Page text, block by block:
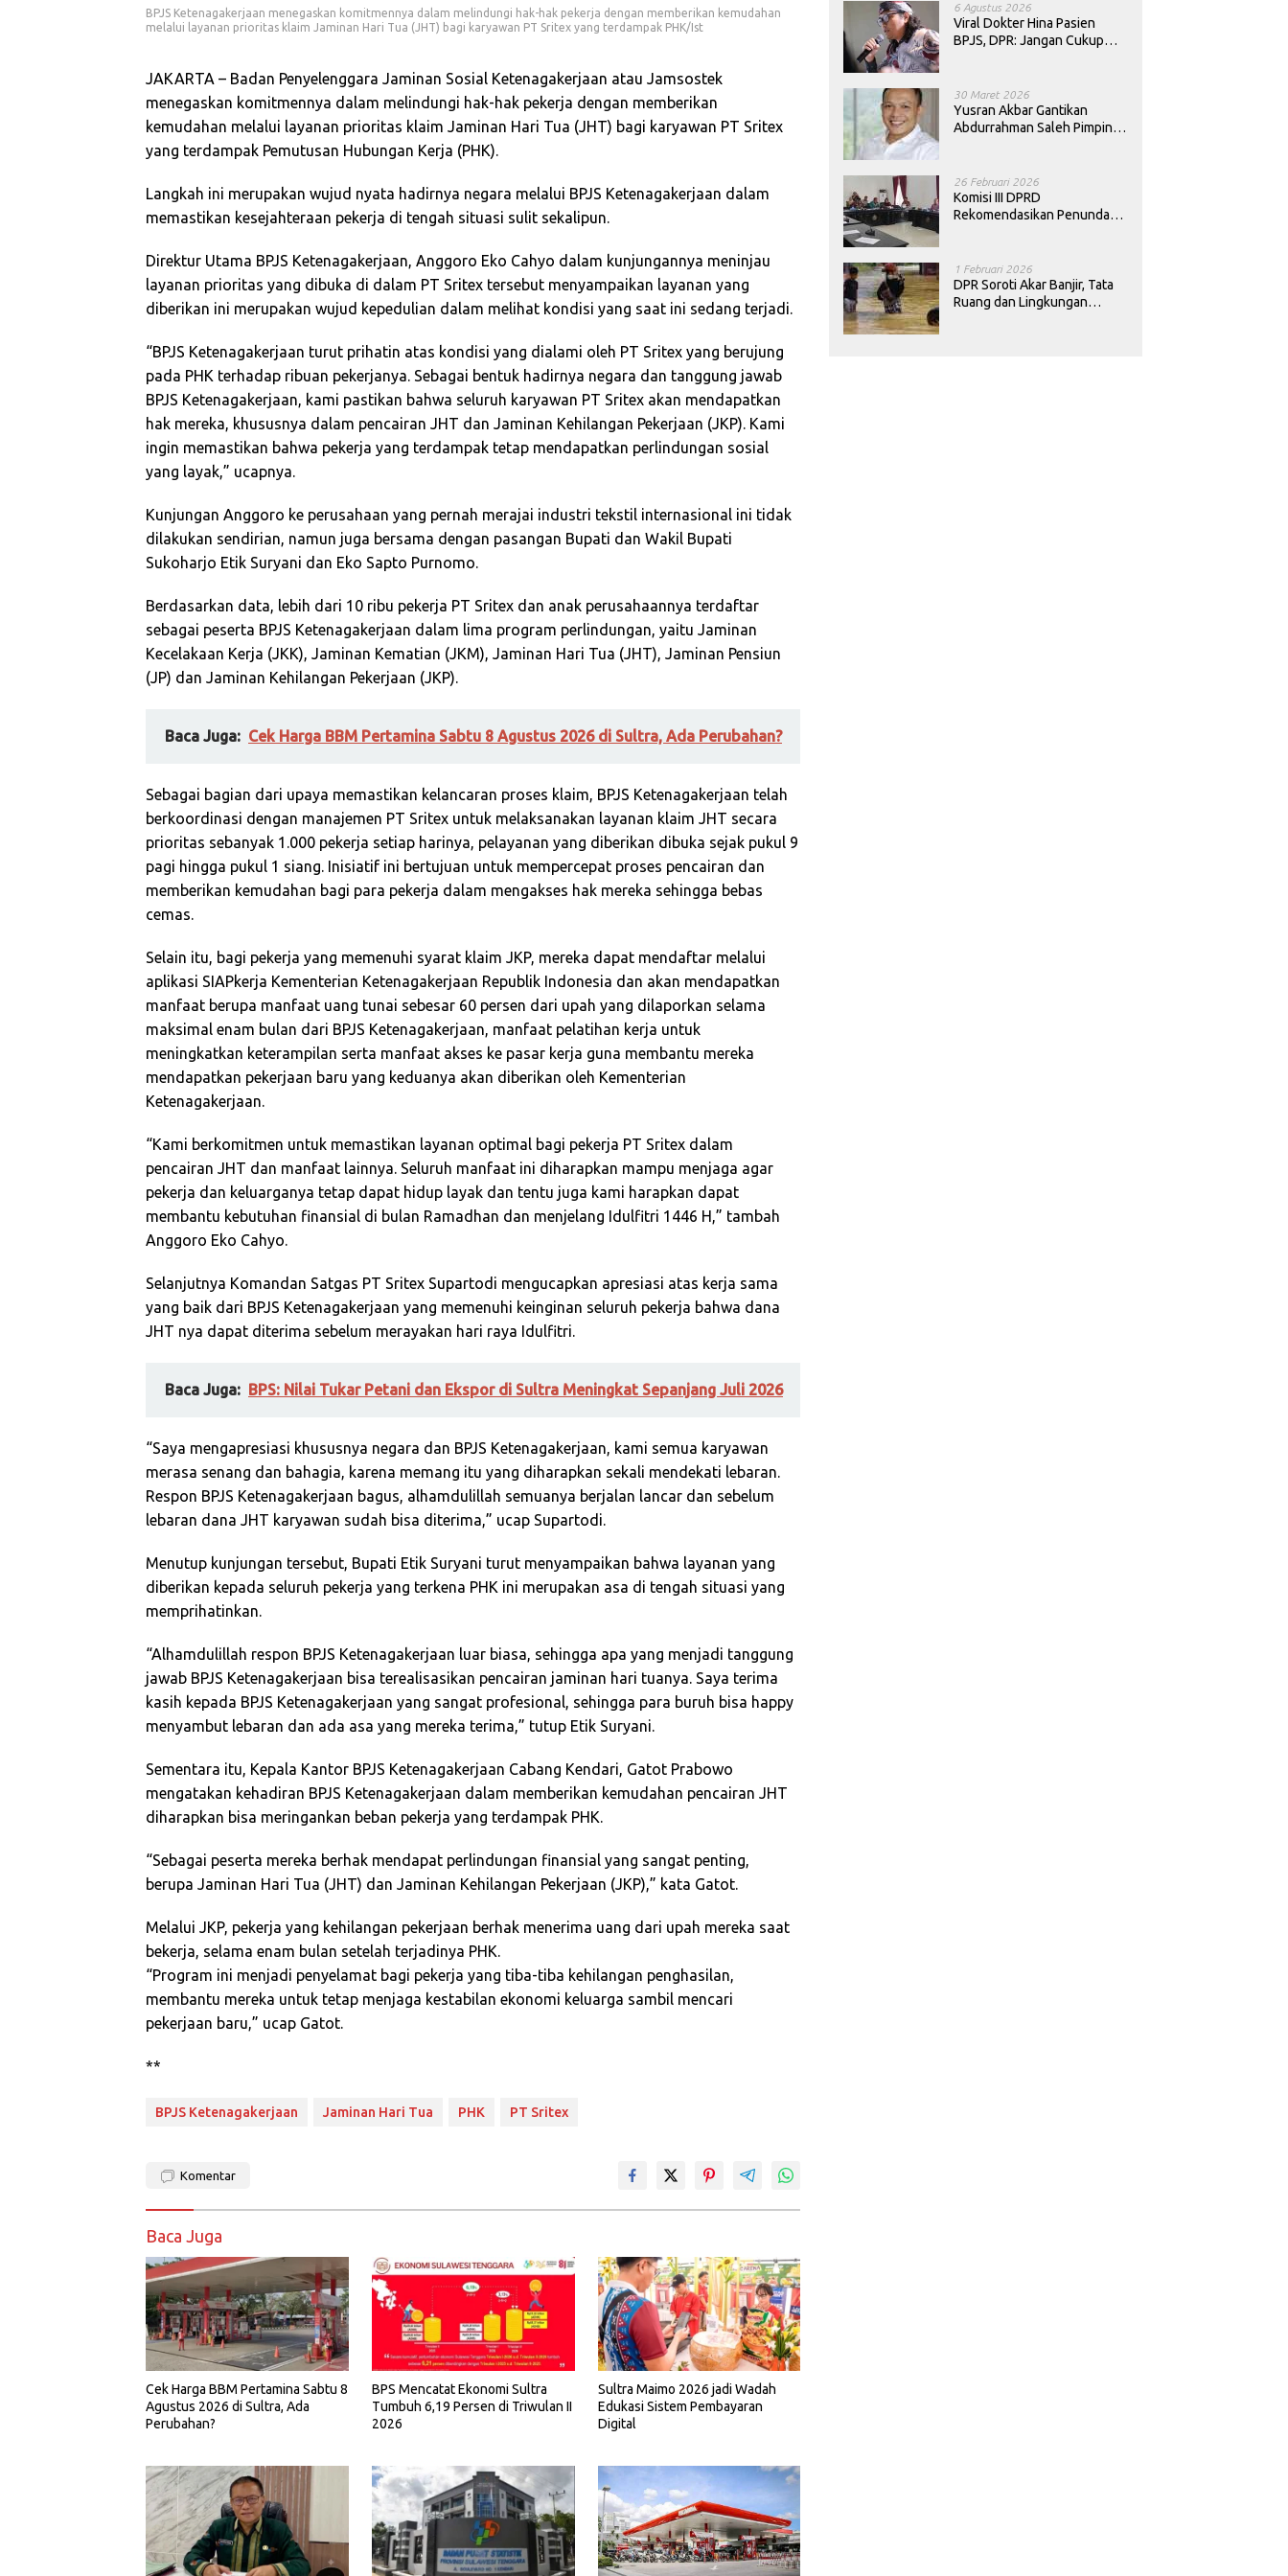
BPJS Ketenagakerjaan menegaskan komitmennya dalam melindungi hak-hak pekerja dengan memberikan kemudahan
melalui layanan prioritas klaim Jaminan Hari Tua (JHT) bagi karyawan PT Sritex yang terdampak PHK/Ist
JAKARTA – Badan Penyelenggara Jaminan Sosial Ketenagakerjaan atau Jamsostek
menegaskan komitmennya dalam melindungi hak-hak pekerja dengan memberikan
kemudahan melalui layanan prioritas klaim Jaminan Hari Tua (JHT) bagi karyawan PT Sritex
yang terdampak Pemutusan Hubungan Kerja (PHK).
Langkah ini merupakan wujud nyata hadirnya negara melalui BPJS Ketenagakerjaan dalam
memastikan kesejahteraan pekerja di tengah situasi sulit sekalipun.
Direktur Utama BPJS Ketenagakerjaan, Anggoro Eko Cahyo dalam kunjungannya meninjau
layanan prioritas yang dibuka di dalam PT Sritex tersebut menyampaikan layanan yang
diberikan ini merupakan wujud kepedulian dalam melihat kondisi yang saat ini sedang terjadi.
“BPJS Ketenagakerjaan turut prihatin atas kondisi yang dialami oleh PT Sritex yang berujung
pada PHK terhadap ribuan pekerjanya. Sebagai bentuk hadirnya negara dan tanggung jawab
BPJS Ketenagakerjaan, kami pastikan bahwa seluruh karyawan PT Sritex akan mendapatkan
hak mereka, khususnya dalam pencairan JHT dan Jaminan Kehilangan Pekerjaan (JKP). Kami
ingin memastikan bahwa pekerja yang terdampak tetap mendapatkan perlindungan sosial
yang layak,” ucapnya.
Kunjungan Anggoro ke perusahaan yang pernah merajai industri tekstil internasional ini tidak
dilakukan sendirian, namun juga bersama dengan pasangan Bupati dan Wakil Bupati
Sukoharjo Etik Suryani dan Eko Sapto Purnomo.
Berdasarkan data, lebih dari 10 ribu pekerja PT Sritex dan anak perusahaannya terdaftar
sebagai peserta BPJS Ketenagakerjaan dalam lima program perlindungan, yaitu Jaminan
Kecelakaan Kerja (JKK), Jaminan Kematian (JKM), Jaminan Hari Tua (JHT), Jaminan Pensiun
(JP) dan Jaminan Kehilangan Pekerjaan (JKP).
Baca Juga: Cek Harga BBM Pertamina Sabtu 8 Agustus 2026 di Sultra, Ada Perubahan?
Sebagai bagian dari upaya memastikan kelancaran proses klaim, BPJS Ketenagakerjaan telah
berkoordinasi dengan manajemen PT Sritex untuk melaksanakan layanan klaim JHT secara
prioritas sebanyak 1.000 pekerja setiap harinya, pelayanan yang diberikan dibuka sejak pukul 9
pagi hingga pukul 1 siang. Inisiatif ini bertujuan untuk mempercepat proses pencairan dan
memberikan kemudahan bagi para pekerja dalam mengakses hak mereka sehingga bebas
cemas.
Selain itu, bagi pekerja yang memenuhi syarat klaim JKP, mereka dapat mendaftar melalui
aplikasi SIAPkerja Kementerian Ketenagakerjaan Republik Indonesia dan akan mendapatkan
manfaat berupa manfaat uang tunai sebesar 60 persen dari upah yang dilaporkan selama
maksimal enam bulan dari BPJS Ketenagakerjaan, manfaat pelatihan kerja untuk
meningkatkan keterampilan serta manfaat akses ke pasar kerja guna membantu mereka
mendapatkan pekerjaan baru yang keduanya akan diberikan oleh Kementerian
Ketenagakerjaan.
“Kami berkomitmen untuk memastikan layanan optimal bagi pekerja PT Sritex dalam
pencairan JHT dan manfaat lainnya. Seluruh manfaat ini diharapkan mampu menjaga agar
pekerja dan keluarganya tetap dapat hidup layak dan tentu juga kami harapkan dapat
membantu kebutuhan finansial di bulan Ramadhan dan menjelang Idulfitri 1446 H,” tambah
Anggoro Eko Cahyo.
Selanjutnya Komandan Satgas PT Sritex Supartodi mengucapkan apresiasi atas kerja sama
yang baik dari BPJS Ketenagakerjaan yang memenuhi keinginan seluruh pekerja bahwa dana
JHT nya dapat diterima sebelum merayakan hari raya Idulfitri.
Baca Juga: BPS: Nilai Tukar Petani dan Ekspor di Sultra Meningkat Sepanjang Juli 2026
“Saya mengapresiasi khususnya negara dan BPJS Ketenagakerjaan, kami semua karyawan
merasa senang dan bahagia, karena memang itu yang diharapkan sekali mendekati lebaran.
Respon BPJS Ketenagakerjaan bagus, alhamdulillah semuanya berjalan lancar dan sebelum
lebaran dana JHT karyawan sudah bisa diterima,” ucap Supartodi.
Menutup kunjungan tersebut, Bupati Etik Suryani turut menyampaikan bahwa layanan yang
diberikan kepada seluruh pekerja yang terkena PHK ini merupakan asa di tengah situasi yang
memprihatinkan.
“Alhamdulillah respon BPJS Ketenagakerjaan luar biasa, sehingga apa yang menjadi tanggung
jawab BPJS Ketenagakerjaan bisa terealisasikan pencairan jaminan hari tuanya. Saya terima
kasih kepada BPJS Ketenagakerjaan yang sangat profesional, sehingga para buruh bisa happy
menyambut lebaran dan ada asa yang mereka terima,” tutup Etik Suryani.
Sementara itu, Kepala Kantor BPJS Ketenagakerjaan Cabang Kendari, Gatot Prabowo
mengatakan kehadiran BPJS Ketenagakerjaan dalam memberikan kemudahan pencairan JHT
diharapkan bisa meringankan beban pekerja yang terdampak PHK.
“Sebagai peserta mereka berhak mendapat perlindungan finansial yang sangat penting,
berupa Jaminan Hari Tua (JHT) dan Jaminan Kehilangan Pekerjaan (JKP),” kata Gatot.
Melalui JKP, pekerja yang kehilangan pekerjaan berhak menerima uang dari upah mereka saat
bekerja, selama enam bulan setelah terjadinya PHK.
“Program ini menjadi penyelamat bagi pekerja yang tiba-tiba kehilangan penghasilan,
membantu mereka untuk tetap menjaga kestabilan ekonomi keluarga sambil mencari
pekerjaan baru,” ucap Gatot.
**
BPJS Ketenagakerjaan Jaminan Hari Tua PHK PT Sritex
Komentar
Baca Juga
Cek Harga BBM Pertamina Sabtu 8
Agustus 2026 di Sultra, Ada
Perubahan?
BPS Mencatat Ekonomi Sultra
Tumbuh 6,19 Persen di Triwulan II
2026
Sultra Maimo 2026 jadi Wadah
Edukasi Sistem Pembayaran
Digital
6 Agustus 2026
Viral Dokter Hina Pasien
BPJS, DPR: Jangan Cukup
30 Maret 2026
Yusran Akbar Gantikan
Abdurrahman Saleh Pimpin
26 Februari 2026
Komisi III DPRD
Rekomendasikan Penundaan
1 Februari 2026
DPR Soroti Akar Banjir, Tata
Ruang dan Lingkungan